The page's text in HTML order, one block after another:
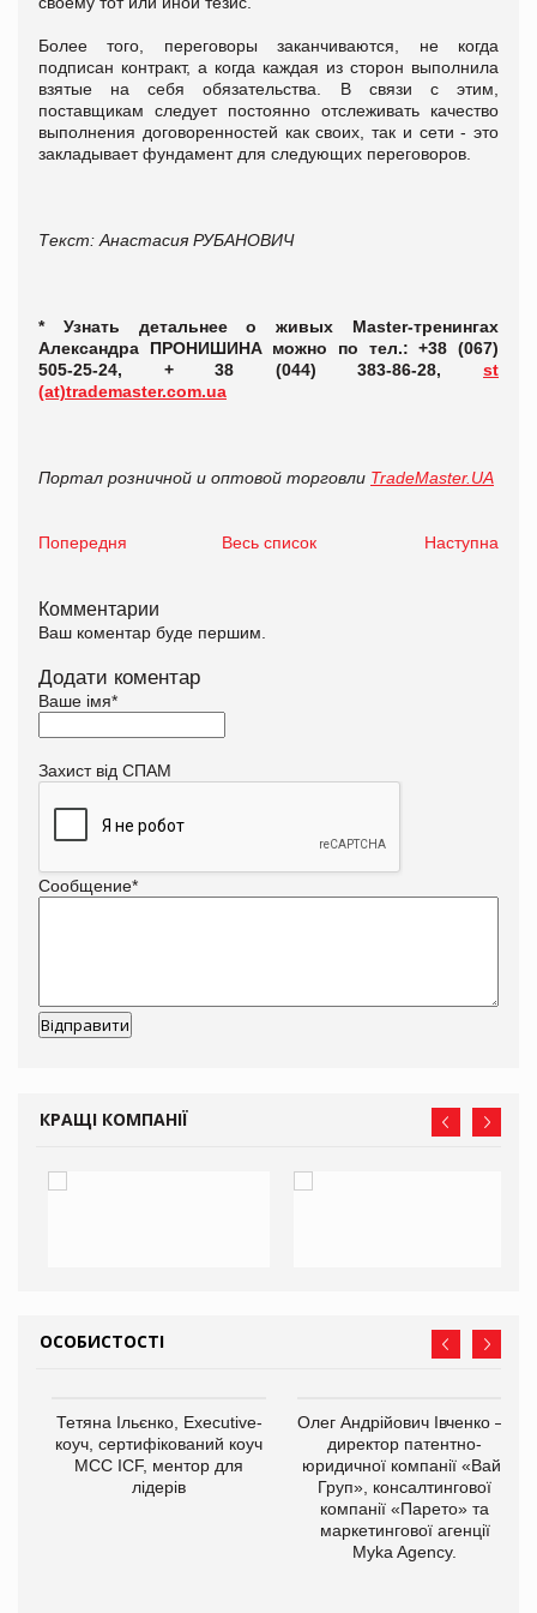
Более того, переговоры заканчиваются, не когда
подписан контракт, а когда каждая из сторон выполнила
взятые на себя обязательства. В связи с этим,
поставщикам следует постоянно отслеживать качество
выполнения договоренностей как своих, так и сети - это
закладывает фундамент для следующих переговоров.
Текст: Анастасия РУБАНОВИЧ
* Узнать детальнее о живых Master-тренингах
Александра ПРОНИШИНА можно по тел.: +38 (067)
505-25-24, + 38 (044) 383-86-28, st
(at)trademaster.com.ua
Портал розничной и оптовой торговли TradeMaster.UA
Попередня Весь список Наступна
Комментарии
Ваш коментар буде першим.
Додати коментар
Ваше імя*
Захист від СПАМ
Сообщение*
КРАЩІ КОМПАНІЇ
ОСОБИСТОСТІ
Тетяна Ільєнко, Executive-
коуч, сертифікований коуч
МСС ICF, ментор для
лідерів
Олег Андрійович Івченко —
директор патентно-
юридичної компанії «Вайз
Груп», консалтингової
компанії «Парето» та
маркетингової агенції
Myka Agency.